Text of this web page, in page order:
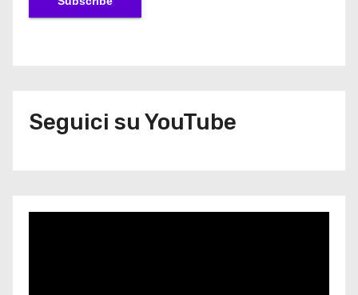
Seguici su YouTube